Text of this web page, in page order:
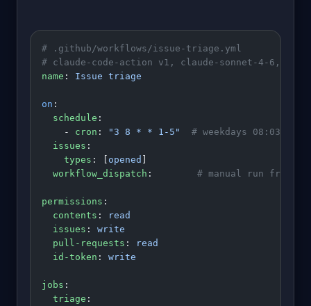
# .github/workflows/issue-triage.yml
# claude-code-action v1, claude-sonnet-4-6,
name : Issue triage
on :
  schedule
:
    -
cron : "3 8 * * 1-5"
# weekdays 08:03
  issues
:
    types
: [ opened
  workflow_dispatch
: # manual run from
permissions :
  contents
:
read
  issues
: write
  pull-requests
:
read
  id-token
: write
jobs :
  triage
: